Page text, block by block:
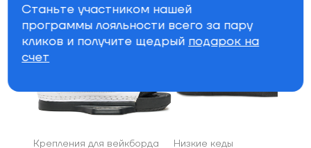
Крепления для вейкборда Низкие кеды
Станьте участником нашей
программы лояльности всего за пару
кликов и получите щедрый подарок на
счет